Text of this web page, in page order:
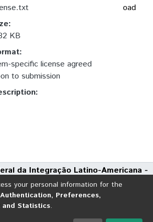
KB
specific license agreed
to submission
oad
da Integração Latino-Americana -
UNILA
dos Santos, 1000 - Polo Universitário
650 | Foz do Iguaçu - Paraná
your personal information for the
Authentication, Preferences,
and Statistics.